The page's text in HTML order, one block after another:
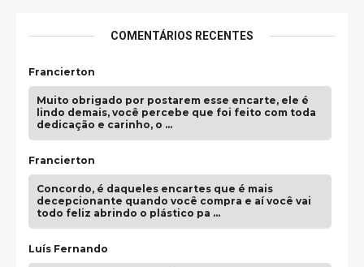
COMENTÁRIOS RECENTES
Francierton
Muito obrigado por postarem esse encarte, ele é
lindo demais, você percebe que foi feito com toda
dedicação e carinho, o …
Francierton
Concordo, é daqueles encartes que é mais
decepcionante quando você compra e aí você vai
todo feliz abrindo o plástico pa …
Luís Fernando